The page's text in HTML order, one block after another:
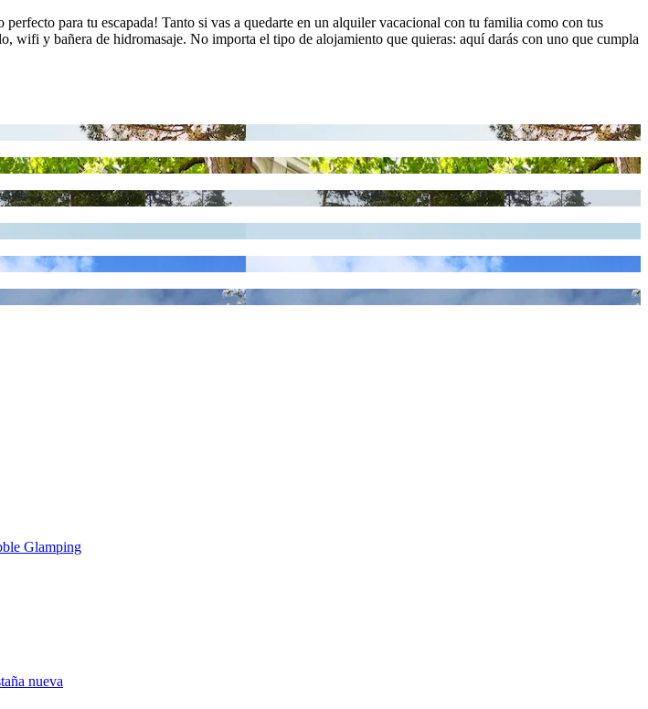
para tu escapada! Tanto si vas a quedarte en un alquiler vacacional con tu familia como con tus
wifi y bañera de hidromasaje. No importa el tipo de alojamiento que quieras: aquí darás con uno que cumpla
Glamping
nueva